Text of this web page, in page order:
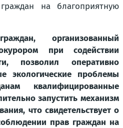
на благоприятную
организованный
при содействии
позволил оперативно
экологические проблемы
квалифицированные
запустить механизм
что свидетельствует о
прав граждан на